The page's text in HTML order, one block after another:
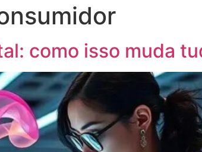
como isso muda